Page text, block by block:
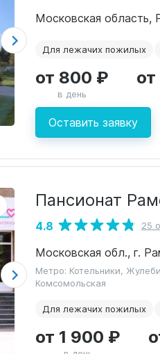
Для лежачих пожилых
Оставить заявку
от 800 ₽
в день
Пансионат
4.8 25
Московская обл., г.
Метро: Котельники,
Комсомольская
Для лежачих пожилых
от 1 900 ₽